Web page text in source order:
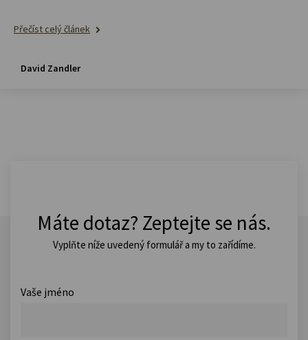
Přečíst celý článek
David Zandler
Máte dotaz? Zeptejte se nás.
Vyplňte níže uvedený formulář a my to zařídíme.
Vaše jméno